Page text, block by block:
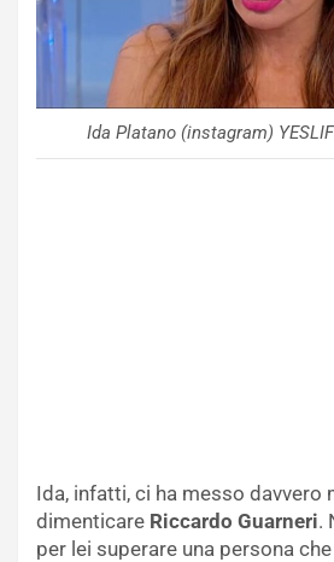
Ida Platano (instagram)
Ida, infatti, ci ha messo
dimenticare Riccardo Guarneri.
per lei superare una persona